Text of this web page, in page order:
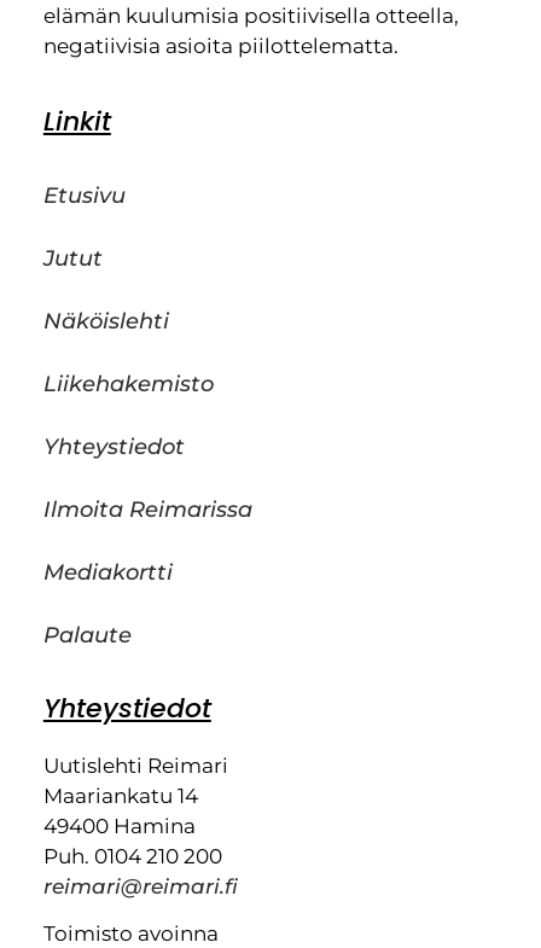
elämän kuulumisia positiivisella otteella,
negatiivisia asioita piilottelematta.
Linkit
Etusivu
Jutut
Näköislehti
Liikehakemisto
Yhteystiedot
Ilmoita Reimarissa
Mediakortti
Palaute
Yhteystiedot
Uutislehti Reimari
Maariankatu 14
49400 Hamina
Puh. 0104 210 200
reimari@reimari.fi
Toimisto avoinna